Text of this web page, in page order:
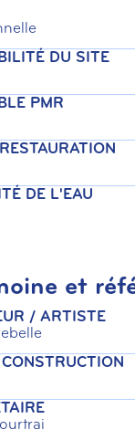
DU SITE
PMR
DE L'EAU
et
/ ARTISTE